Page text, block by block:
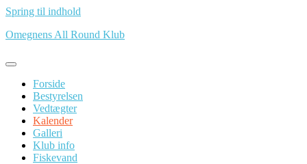
Spring til indhold
Omegnens All Round Klub
Forside
Bestyrelsen
Vedtægter
Kalender
Galleri
Klub info
Fiskevand